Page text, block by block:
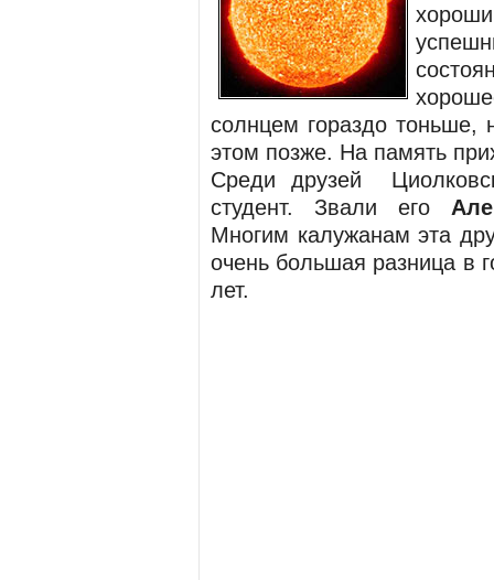
солнцем гораздо тоньше,
этом позже. На память
Среди друзей
студент. Звали его
Многим калужанам эта
очень большая разница в
лет.